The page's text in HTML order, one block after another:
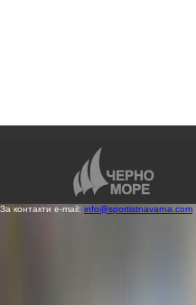
За контакти e-mail: info@sportistnavarna.com